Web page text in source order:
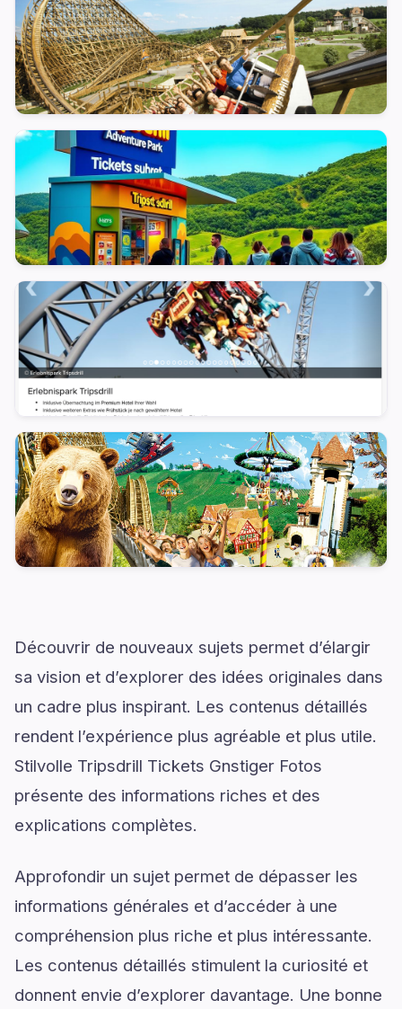
Découvrir de nouveaux sujets permet d’élargir
sa vision et d’explorer des idées originales dans
un cadre plus inspirant. Les contenus détaillés
rendent l’expérience plus agréable et plus utile.
Stilvolle Tripsdrill Tickets Gnstiger Fotos
présente des informations riches et des
explications complètes.
Approfondir un sujet permet de dépasser les
informations générales et d’accéder à une
compréhension plus riche et plus intéressante.
Les contenus détaillés stimulent la curiosité et
donnent envie d’explorer davantage. Une bonne